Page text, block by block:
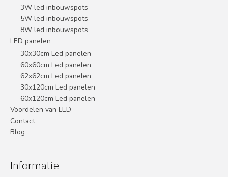
3W led inbouwspots
5W led inbouwspots
8W led inbouwspots
LED panelen
30x30cm Led panelen
60x60cm Led panelen
62x62cm Led panelen
30x120cm Led panelen
60x120cm Led panelen
Voordelen van LED
Contact
Blog
Informatie